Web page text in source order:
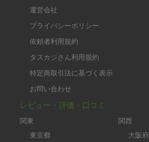
運営会社
プライバシーポリシー
依頼者利用規約
タスカジさん利用規約
特定商取引法に基づく表示
お問い合わせ
レビュー・評価・口コミ
関東
東京都
関西
大阪府